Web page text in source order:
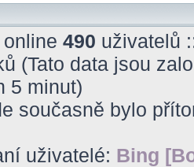
490 uživatelů
(Tato data jsou
5 minut)
současně bylo
uživatelé: Bing